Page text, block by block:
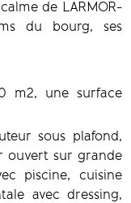
de LARMOR-
du bourg, ses
m2, une surface
sous plafond,
ouvert sur grande
piscine, cuisine
avec dressing,